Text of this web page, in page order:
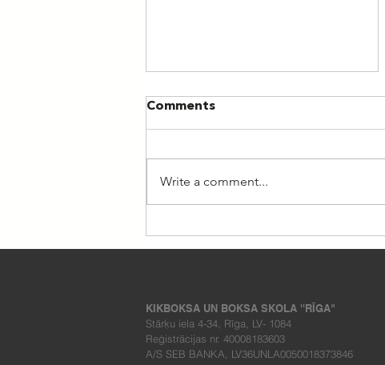
2026"
Comments
Write a comment...
KIKBOKSA UN BOKSA SKOLA ''RĪGA"
Stārķu iela 4-34, Rīga, LV- 1084
Reģistrācijas nr. 40008183603
A/S SEB BANKA, LV36UNLA0050018373846